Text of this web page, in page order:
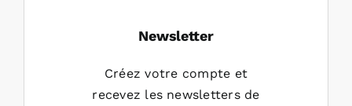
Newsletter
Créez votre compte et
recevez les newsletters de